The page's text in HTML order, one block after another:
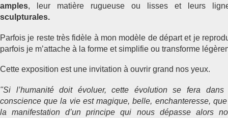
amples, leur matière rugueuse ou lisses et leurs
sculpturales.
Parfois je reste très fidèle à mon modèle de départ et je
parfois je m’attache à la forme et simplifie ou transforme
Cette exposition est une invitation à ouvrir grand nos yeux.
"Si l’humanité doit évoluer, cette évolution se fera
conscience que la vie est magique, belle, enchanteresse,
la manifestation d’un principe qui nous dépasse alors